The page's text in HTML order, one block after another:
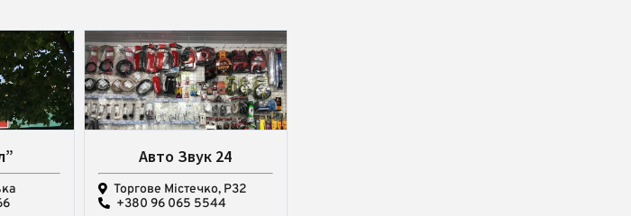
Авто Звук 24
Торгове Містечко, Р32
+380 96 065 5544